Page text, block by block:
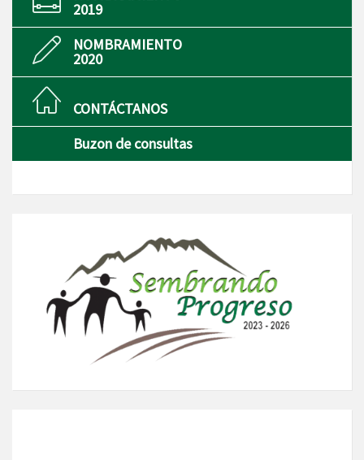
2019
NOMBRAMIENTO
2020
CONTÁCTANOS
Buzon de consultas